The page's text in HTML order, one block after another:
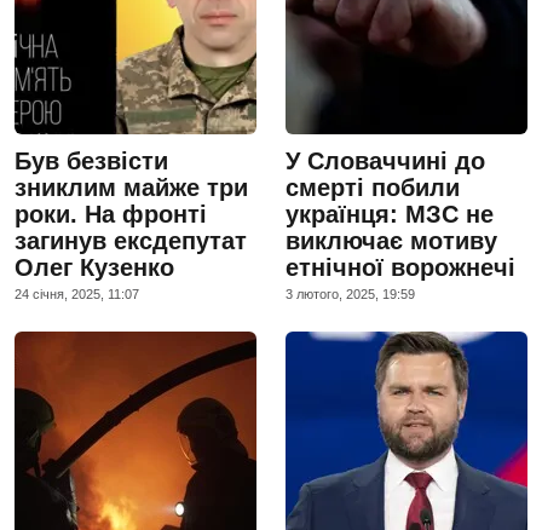
Був безвісти
зниклим майже три
роки. На фронті
загинув ексдепутат
Олег Кузенко
24 сiчня, 2025, 11:07
У Словаччині до
смерті побили
українця: МЗС не
виключає мотиву
етнічної ворожнечі
3 лютого, 2025, 19:59